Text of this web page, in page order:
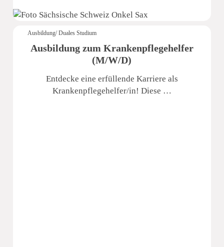
Ausbildung/ Duales Studium
Ausbildung zum Krankenpflegehelfer
(M/W/D)
Entdecke eine erfüllende Karriere als
Krankenpflegehelfer/in! Diese …